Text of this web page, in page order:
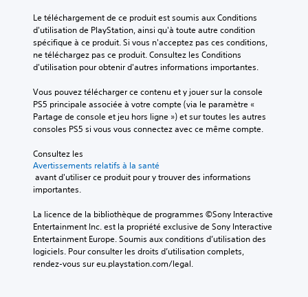
Le téléchargement de ce produit est soumis aux Conditions
d'utilisation de PlayStation, ainsi qu'à toute autre condition
spécifique à ce produit. Si vous n'acceptez pas ces conditions,
ne téléchargez pas ce produit. Consultez les Conditions
d'utilisation pour obtenir d'autres informations importantes.
Vous pouvez télécharger ce contenu et y jouer sur la console
PS5 principale associée à votre compte (via le paramètre «
Partage de console et jeu hors ligne ») et sur toutes les autres
consoles PS5 si vous vous connectez avec ce même compte.
Consultez les
Avertissements relatifs à la santé
importantes.
La licence de la bibliothèque de programmes ©Sony Interactive
Entertainment Inc. est la propriété exclusive de Sony Interactive
Entertainment Europe. Soumis aux conditions d’utilisation des
logiciels. Pour consulter les droits d’utilisation complets,
rendez-vous sur eu.playstation.com/legal.